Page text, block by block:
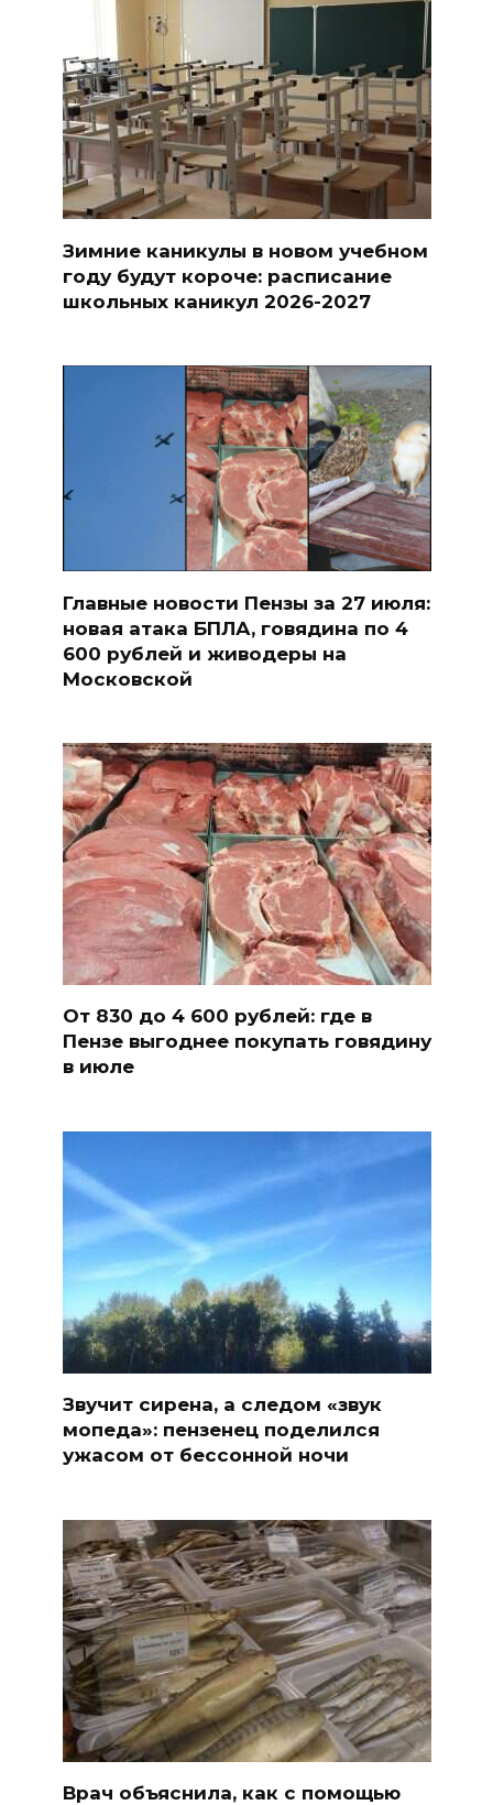
Зимние каникулы в новом учебном
году будут короче: расписание
школьных каникул 2026-2027
Главные новости Пензы за 27 июля:
новая атака БПЛА, говядина по 4
600 рублей и живодеры на
Московской
От 830 до 4 600 рублей: где в
Пензе выгоднее покупать говядину
в июле
Звучит сирена, а следом «звук
мопеда»: пензенец поделился
ужасом от бессонной ночи
Врач объяснила, как с помощью